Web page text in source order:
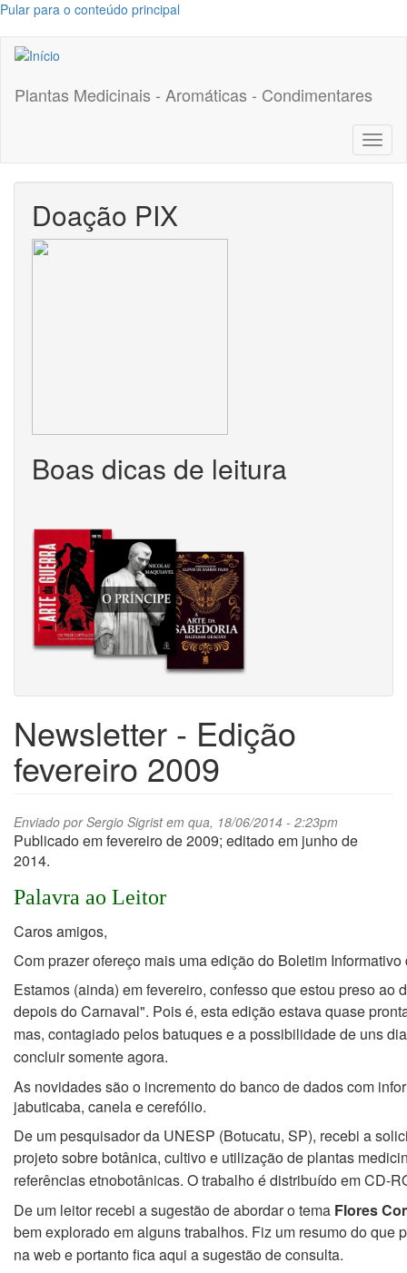
Pular para o conteúdo principal
Plantas Medicinais - Aromáticas - Condimentares
Doação PIX
Boas dicas de leitura
Newsletter - Edição
fevereiro 2009
Enviado porSergio Sigristem qua, 18/06/2014 - 2:23pm
Publicado em fevereiro de 2009; editado em junho de
2014.
Palavra ao Leitor
Caros amigos,
Com prazer ofereço mais uma edição do Boletim
Estamos (ainda) em fevereiro, confesso que estou preso ao
depois do Carnaval". Poisé, esta edição estava quase
mas, contagiado pelos batuques e a possibilidade de uns
concluir somente agora.
As novidades são o incremento do banco de dados com
jabuticaba, canela e cerefólio.
De um pesquisador da UNESP (Botucatu, SP), recebi a
projeto sobre botânica, cultivo e utilização de plantas
referências etnobotânicas. O trabalho é distribuído emCD-
De um leitor recebi a sugestão de abordar o tema Flores
bem explorado em alguns trabalhos. Fiz um resumo do que
na web e portanto fica aqui a sugestão de consulta.